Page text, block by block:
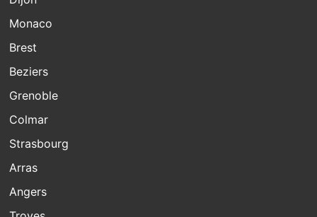
Monaco
Brest
Beziers
Grenoble
Colmar
Strasbourg
Arras
Angers